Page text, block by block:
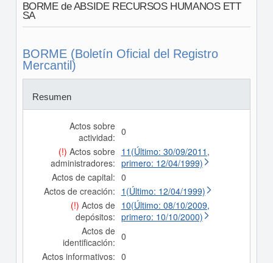
BORME de ABSIDE RECURSOS HUMANOS ETT
SA
BORME (Boletín Oficial del Registro
Mercantil)
Resumen
Actos sobre
actividad: 0
(!) Actos sobre
administradores:
11(Último: 30/09/2011,
primero: 12/04/1999)
Actos de capital: 0
Actos de creación: 1(Último: 12/04/1999)
(!) Actos de
depósitos:
10(Último: 08/10/2009,
primero: 10/10/2000)
Actos de
identificación: 0
Actos informativos: 0